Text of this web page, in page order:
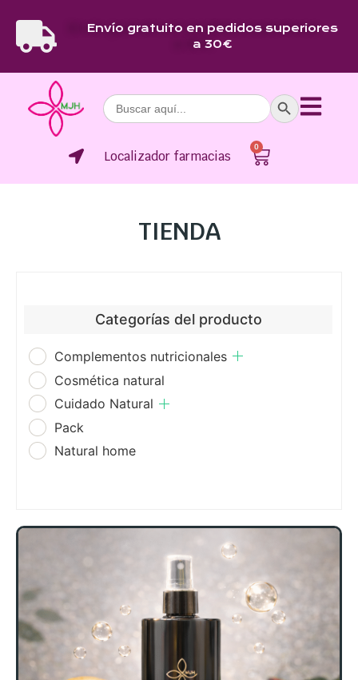
Envío gratuito en pedidos superiores
a 30€
Buscar: Botón de
Localizador farmacias
0
TIENDA
Categorías del producto
Complementos nutricionales
Cosmética natural
Cuidado Natural
Pack
Natural home